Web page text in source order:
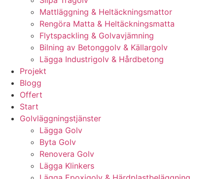
Mattläggning & Heltäckningsmattor
Rengöra Matta & Heltäckningsmatta
Flytspackling & Golvavjämning
Bilning av Betonggolv & Källargolv
Lägga Industrigolv & Hårdbetong
Projekt
Blogg
Offert
Start
Golvläggningstjänster
Lägga Golv
Byta Golv
Renovera Golv
Lägga Klinkers